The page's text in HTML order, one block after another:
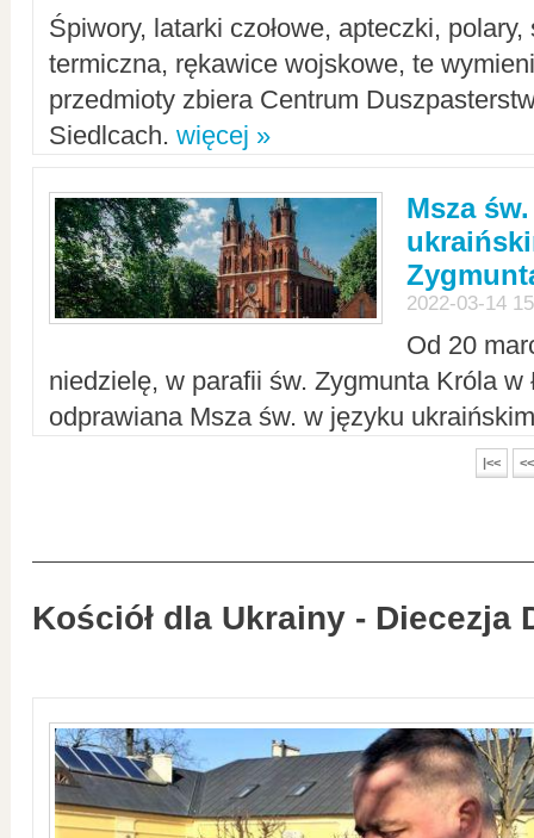
Śpiwory, latarki czołowe, apteczki,
termiczna, rękawice wojskowe, te
przedmioty zbiera Centrum
Siedlcach. więcej »
Msza
2022-03-14
Od 20
niedzielę, w parafii św. Zygmunta Króla w
odprawiana Msza św. w języku
|<< <<
Kościół dla Ukrainy - Diecezja